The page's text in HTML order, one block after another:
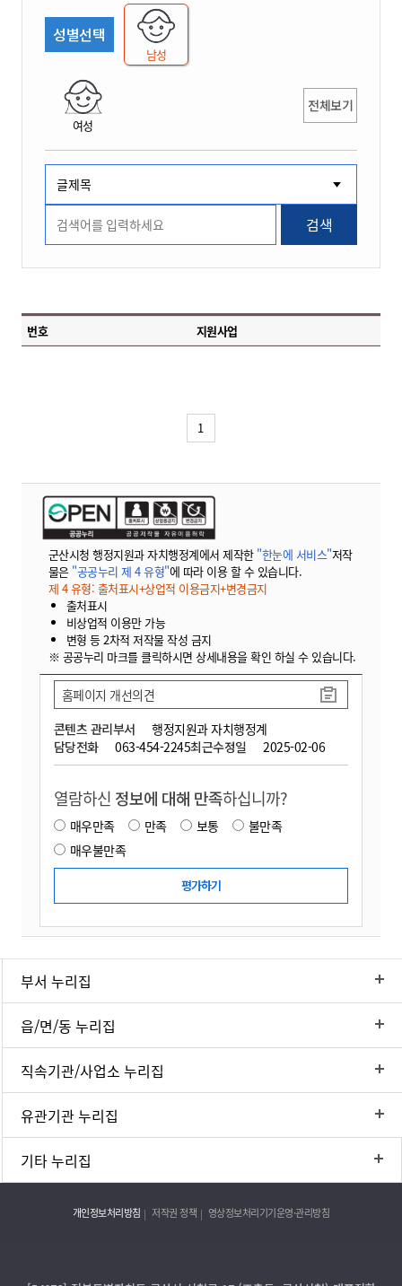
성별선택
남성
여성
전체보기
검색
번호 지원사업
1
군산시청 행정지원과 자치행정계에서 제작한 "한눈에 서비스"저작
물은 "공공누리 제 4 유형"에 따라 이용 할 수 있습니다.
제 4 유형: 출처표시+상업적 이용금지+변경금지
출처표시
비상업적 이용만 가능
변형 등 2차적 저작물 작성 금지
※ 공공누리 마크를 클릭하시면 상세내용을 확인 하실 수 있습니다.
콘텐츠 관리부서
행정지원과 자치행정계
담당전화
063-454-2245최근수정일 2025-02-06
홈페이지 개선의견
열람하신 정보에 대해 만족하십니까?
매우만족 만족 보통
불만족
매우불만족
부서 누리집
읍/면/동 누리집
직속기관/사업소 누리집
유관기관 누리집
기타 누리집
개인정보처리방침 저작권 정책 영상정보처리기기운영·관리방침